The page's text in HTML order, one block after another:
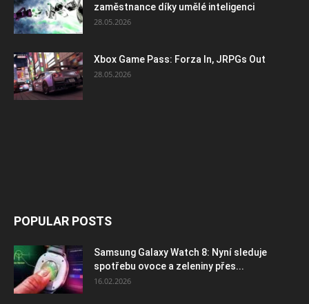
zaměstnance díky umělé inteligenci
28.05.2026
Xbox Game Pass: Forza In, JRPGs Out
28.05.2026
POPULAR POSTS
Samsung Galaxy Watch 8: Nyní sleduje
spotřebu ovoce a zeleniny přes...
16.02.2026